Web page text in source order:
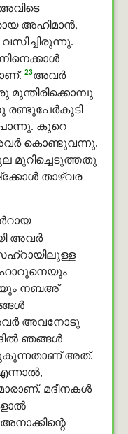
അഹിമാന്‍,
23അവര്‍
മുന്തിരിക്കൊമ്പു
കുറെ
അവര്‍ കൊണ്ടുവന്നു.
മുറിച്ചെടുത്തതു
താഴ്‌വര
അവര്‍
ഹാറൂനെയും
നബഅ്
അവനോടു
ഞങ്ങള്‍
അത്.
മദീനകള്‍